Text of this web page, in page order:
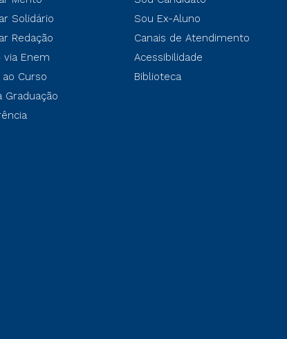
Solidário
Redação
via Enem
Curso
Graduação
Sou Ex-Aluno
Canais de Atendimento
Acessibilidade
Biblioteca